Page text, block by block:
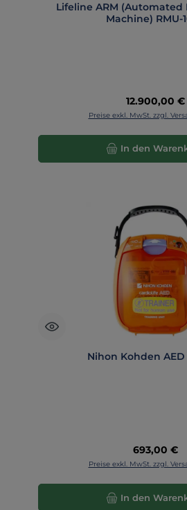
Lifeline ARM (Automated
Machine) RMU-
Regulärer
12.900,00 €
Preise exkl. MwSt. zzgl.
In den
Nihon Kohden
Regulärer
693,00 €
Preise exkl. MwSt. zzgl.
In den